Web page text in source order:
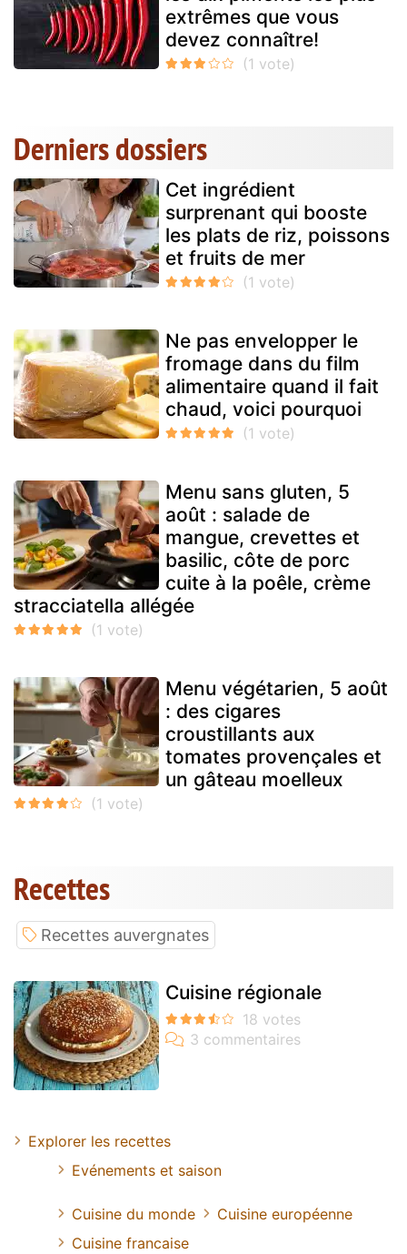
extrêmes que vous
devez connaître!
Derniers dossiers
Cet ingrédient
surprenant qui booste
les plats de riz, poissons
et fruits de mer
Ne pas envelopper le
fromage dans du film
alimentaire quand il fait
chaud, voici pourquoi
Menu sans gluten, 5
août : salade de
mangue, crevettes et
basilic, côte de porc
cuite à la poêle, crème
stracciatella allégée
Menu végétarien, 5 août
: des cigares
croustillants aux
tomates provençales et
un gâteau moelleux
Recettes
Recettes auvergnates
Cuisine régionale
Explorer les recettes
Evénements et saison
Cuisine du monde
Cuisine européenne
Cuisine francaise